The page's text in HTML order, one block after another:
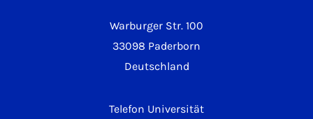
Warburger Str. 100
33098 Paderborn
Deutschland
Telefon Universität